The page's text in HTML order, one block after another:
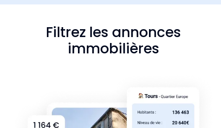
Filtrez les annonces
immobilières